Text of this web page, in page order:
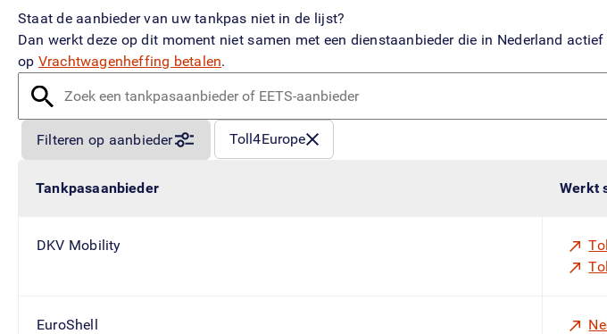
Staat de aanbieder van uw tankpas niet in de lijst?
Dan werkt deze op dit moment niet samen met een dienstaanbieder die in Nederland
op Vrachtwagenheffing betalen.
Zoek een tankpasaanbieder of EETS-aanbieder
Filteren op aanbieder
Gefilterd op:
Toll4Europe
Tankpasaanbieder Werkt
DKV Mobility
EuroShell